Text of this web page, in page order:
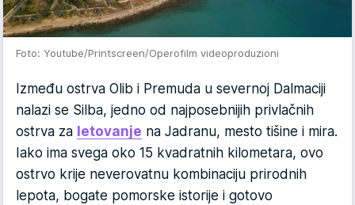
Foto: Youtube/Printscreen/Operofilm videoproduzioni
Između ostrva Olib i Premuda u severnoj Dalmaciji
nalazi se Silba, jedno od najposebnijih privlačnih
ostrva za letovanje na Jadranu, mesto tišine i mira.
Iako ima svega oko 15 kvadratnih kilometara, ovo
ostrvo krije neverovatnu kombinaciju prirodnih
lepota, bogate pomorske istorije i gotovo